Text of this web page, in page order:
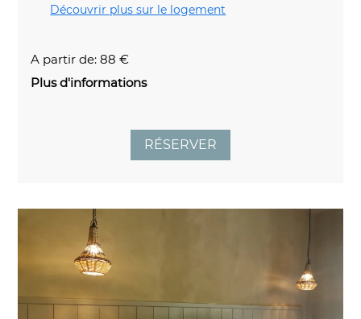
Découvrir plus sur le logement
A partir de: 88 €
Plus d'informations
RÉSERVER